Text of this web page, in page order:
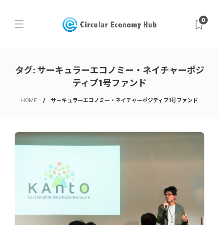
0
タグ: サーキュラーエコノミー・ネイチャーポジ
ティブ1号ファンド
HOME サーキュラーエコノミー・ネイチャーポジティブ1号ファンド